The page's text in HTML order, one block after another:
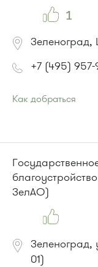
1
Зеленоград,
+7 (495) 957-
Как добраться
Маршрутка №
или до остановки
Автобусы № 1, 3, 8,
Маршрутка № 408м,
ЗелАО)
01)